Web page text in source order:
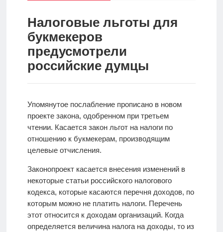
Новости
Школа
Прогнозы
Мисс
спорт
Налоговые льготы для
букмекеров
предусмотрели
российские думцы
Упомянутое послабление прописано в новом
проекте закона, одобренном при третьем
чтении. Касается закон льгот на налоги по
отношению к букмекерам, производящим
целевые отчисления.
Законопроект касается внесения изменений в
некоторые статьи российского налогового
кодекса, которые касаются перечня доходов, по
которым можно не платить налоги. Перечень
этот относится к доходам организаций. Когда
определяется величина налога на доходы, то из